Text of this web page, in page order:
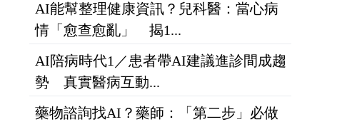
AI能幫整理健康資訊？兒科醫：當心病
情「愈查愈亂」 揭1...
AI陪病時代1／患者帶AI建議進診間成趨
勢 真實醫病互動...
藥物諮詢找AI？藥師：「第二步」必做